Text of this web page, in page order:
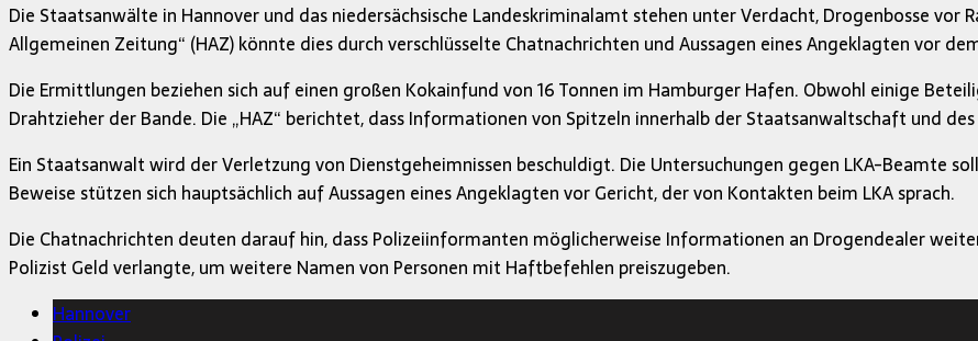
Die Staatsanwälte in Hannover und das niedersächsische Landeskriminalamt stehen unter Verdacht, Drogenbosse vor
Allgemeinen Zeitung“ (HAZ) könnte dies durch verschlüsselte Chatnachrichten und Aussagen eines Angeklagten vor
Die Ermittlungen beziehen sich auf einen großen Kokainfund von 16 Tonnen im Hamburger Hafen. Obwohl einige
Drahtzieher der Bande. Die „HAZ“ berichtet, dass Informationen von Spitzeln innerhalb der Staatsanwaltschaft und
Ein Staatsanwalt wird der Verletzung von Dienstgeheimnissen beschuldigt. Die Untersuchungen gegen LKA-Beamte
Beweise stützen sich hauptsächlich auf Aussagen eines Angeklagten vor Gericht, der von Kontakten beim LKA sprach.
Die Chatnachrichten deuten darauf hin, dass Polizeiinformanten möglicherweise Informationen an Drogendealer
Polizist Geld verlangte, um weitere Namen von Personen mit Haftbefehlen preiszugeben.
Hannover